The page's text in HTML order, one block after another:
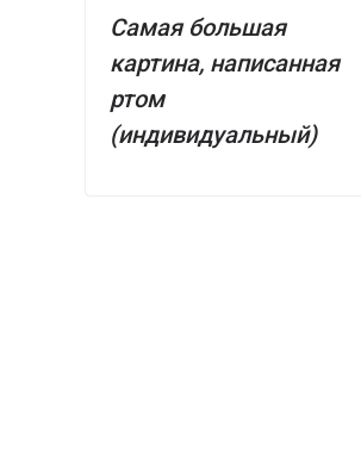
Самая большая
картина, написанная
ртом
(индивидуальный)